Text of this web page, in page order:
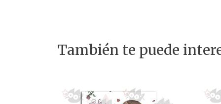
También te puede